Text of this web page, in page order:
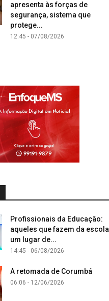
apresenta às forças de
segurança, sistema que
protege...
12:45 - 07/08/2026
Profissionais da Educação:
aqueles que fazem da escola
um lugar de...
14:45 - 06/08/2026
A retomada de Corumbá
06:06 - 12/06/2026